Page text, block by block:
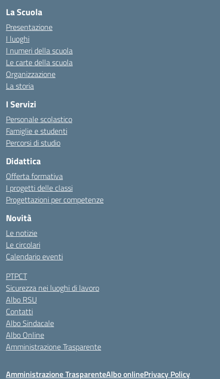
La Scuola
Presentazione
I luoghi
I numeri della scuola
Le carte della scuola
Organizzazione
La storia
I Servizi
Personale scolastico
Famiglie e studenti
Percorsi di studio
Didattica
Offerta formativa
I progetti delle classi
Progettazioni per competenze
Novità
Le notizie
Le circolari
Calendario eventi
PTPCT
Sicurezza nei luoghi di lavoro
Albo RSU
Contatti
Albo Sindacale
Albo Online
Amministrazione Trasparente
Amministrazione TrasparenteAlbo onlinePrivacy Policy